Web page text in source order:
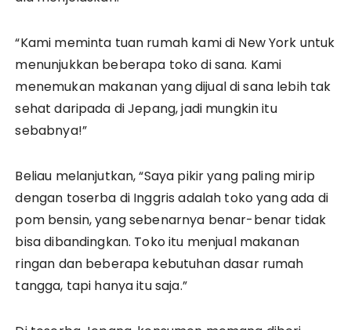
“Kami meminta tuan rumah kami di New York untuk
menunjukkan beberapa toko di sana. Kami
menemukan makanan yang dijual di sana lebih tak
sehat daripada di Jepang, jadi mungkin itu
sebabnya!”
Beliau melanjutkan, “Saya pikir yang paling mirip
dengan toserba di Inggris adalah toko yang ada di
pom bensin, yang sebenarnya benar-benar tidak
bisa dibandingkan. Toko itu menjual makanan
ringan dan beberapa kebutuhan dasar rumah
tangga, tapi hanya itu saja.”